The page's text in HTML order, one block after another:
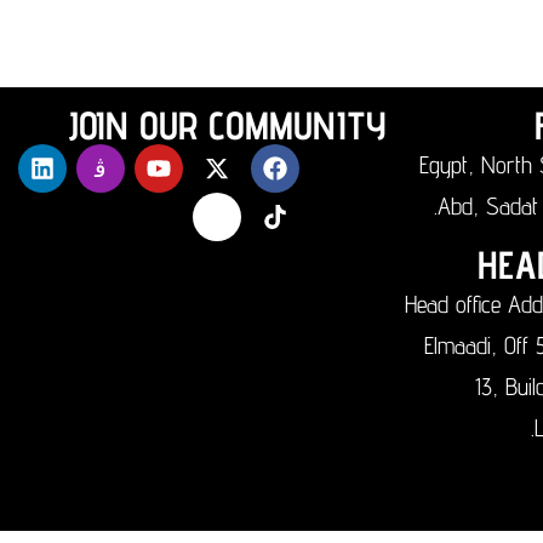
Egypt, North
Abd, Sadat
Head office
Elmaadi, Off
13,
JOIN OUR COMMUNITY